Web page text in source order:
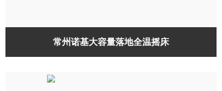
常州诺基大容量落地全温摇床